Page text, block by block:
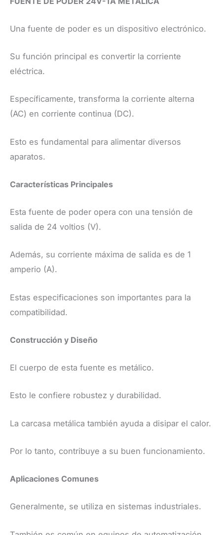
Una fuente de poder es un dispositivo electrónico.
Su función principal es convertir la corriente
eléctrica.
Específicamente, transforma la corriente alterna
(AC) en corriente continua (DC).
Esto es fundamental para alimentar diversos
aparatos.
Características Principales
Esta fuente de poder opera con una tensión de
salida de 24 voltios (V).
Además, su corriente máxima de salida es de 1
amperio (A).
Estas especificaciones son importantes para la
compatibilidad.
Construcción y Diseño
El cuerpo de esta fuente es metálico.
Esto le confiere robustez y durabilidad.
La carcasa metálica también ayuda a disipar el calor.
Por lo tanto, contribuye a su buen funcionamiento.
Aplicaciones Comunes
Generalmente, se utiliza en sistemas industriales.